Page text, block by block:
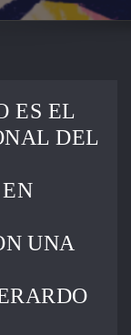
ES EL
DEL
UNA